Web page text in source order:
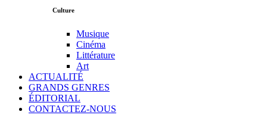
Culture
Musique
Cinéma
Littérature
Art
ACTUALITÉ
GRANDS GENRES
ÉDITORIAL
CONTACTEZ-NOUS